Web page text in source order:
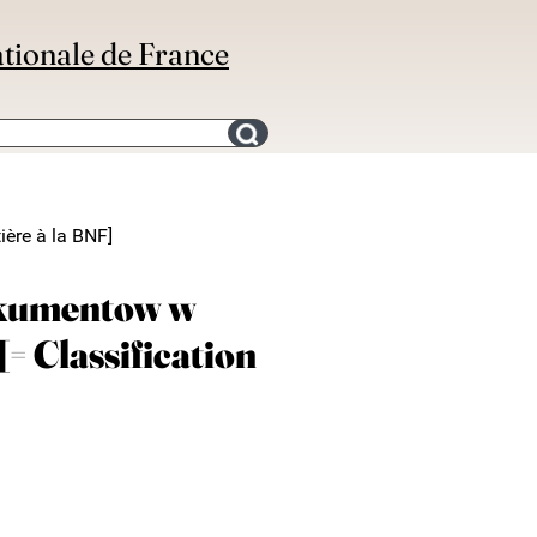
de France
Search for an bibliography
à la BNF]
w
Classification